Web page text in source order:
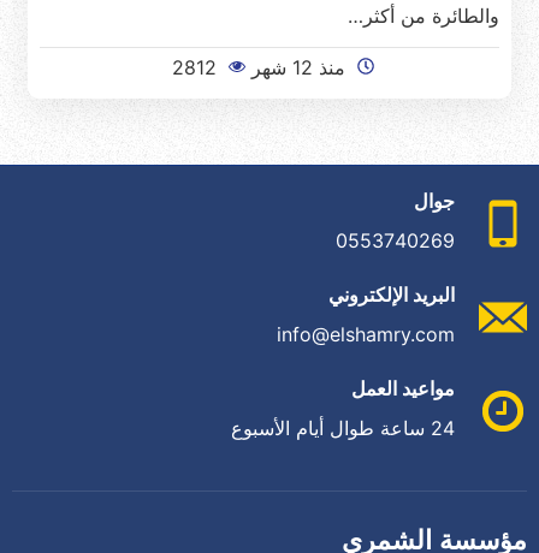
والطائرة من أكثر…
منذ 12 شهر 2812
جوال
0553740269
البريد الإلكتروني
info@elshamry.com
مواعيد العمل
24 ساعة طوال أيام الأسبوع
مؤسسة الشمري